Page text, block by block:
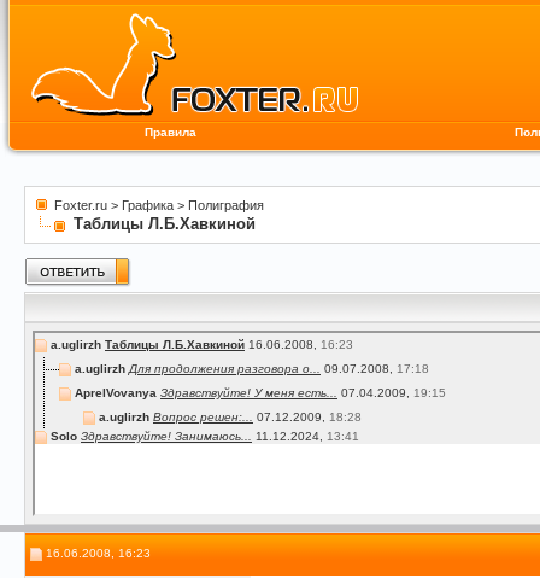
Правила
Foxter.ru > Графика > Полиграфия
Таблицы Л.Б.Хавкиной
a.uglirzh Таблицы Л.Б.Хавкиной 16.06.2008, 16:23
a.uglirzh Для продолжения разговора о... 09.07.2008, 17:18
AprelVovanya Здравствуйте! У меня есть... 07.04.2009, 19:15
a.uglirzh Вопрос решен:... 07.12.2009, 18:28
Solo Здравствуйте! Занимаюсь... 11.12.2024, 13:41
16.06.2008, 16:23